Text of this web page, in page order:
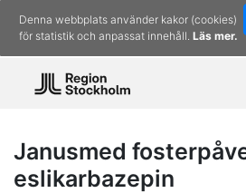
Denna webbplats använder kakor (cookies)
för statistik och anpassat innehåll. Läs mer.
Janusmed
eslikarbazepin